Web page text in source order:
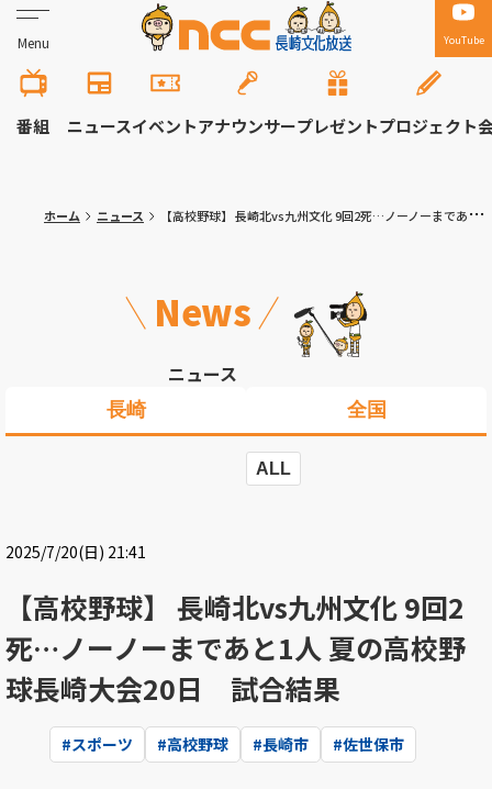
Menu YouTube
番組 ニュースイベントアナウンサープレゼントプロジェクト
ホーム ニュース 【高校野球】 長崎北vs九州文化 9回2死…ノーノーまであと1人 夏の高校野球長崎大会20日 試合結果
News
ニュース
長崎 全国
ALL
2025/7/20(日) 21:41
【高校野球】 長崎北vs九州文化 9回2
死…ノーノーまであと1人 夏の高校野
球長崎大会20日 試合結果
#スポーツ #高校野球 #長崎市 #佐世保市